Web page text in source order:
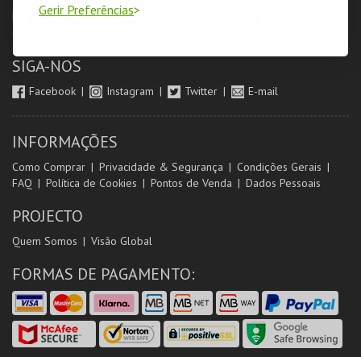
Gerir Preferências
Login & Registo de Clientes
SIGA-NOS
Facebook Instagram Twitter E-mail
INFORMAÇÕES
Como Comprar Privacidade & Segurança
Condições Gerais
FAQ
Política de Cookies Pontos de Venda Dados Pessoais
PROJECTO
Quem Somos Visão Global
FORMAS DE PAGAMENTO: